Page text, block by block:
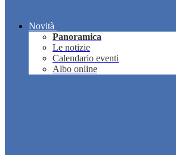
Novità
Panoramica
Le notizie
Calendario eventi
Albo online